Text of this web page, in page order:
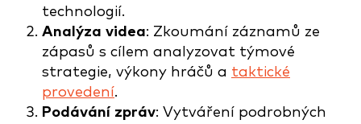
technologií.
Analýza videa: Zkoumání záznamů ze
zápasů s cílem analyzovat týmové
strategie, výkony hráčů a taktické
provedení.
Podávání zpráv: Vytváření podrobných